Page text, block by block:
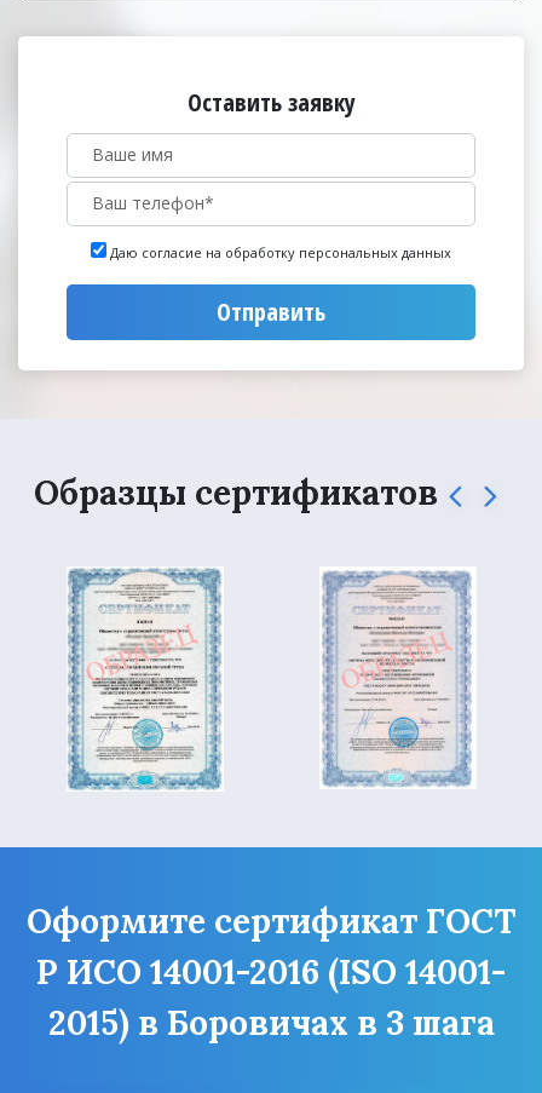
Оставить заявку
Даю согласие на обработку персональных данных
Отправить
Образцы сертификатов
Оформите сертификат ГОСТ
Р ИСО 14001-2016 (ISO 14001-
2015) в Боровичах в 3 шага